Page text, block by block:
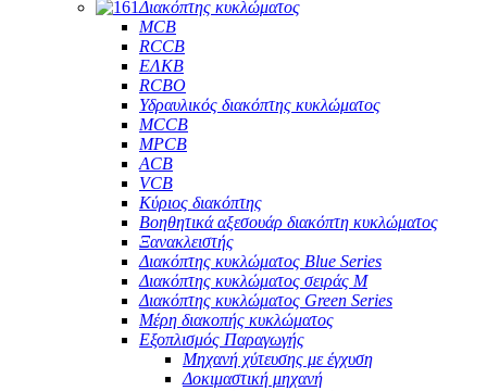
Διακόπτης κυκλώματος
MCB
RCCB
ΕΛΚΒ
RCBO
Υδραυλικός διακόπτης κυκλώματος
MCCB
MPCB
ACB
VCB
Κύριος διακόπτης
Βοηθητικά αξεσουάρ διακόπτη κυκλώματος
Ξανακλειστής
Διακόπτης κυκλώματος Blue Series
Διακόπτης κυκλώματος σειράς M
Διακόπτης κυκλώματος Green Series
Μέρη διακοπής κυκλώματος
Εξοπλισμός Παραγωγής
Μηχανή χύτευσης με έγχυση
Δοκιμαστική μηχανή